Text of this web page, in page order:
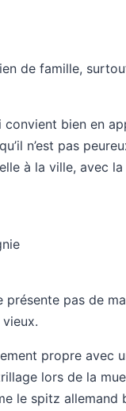
de famille,
convient bien en
n’est pas
à la ville, avec
présente pas de
propre avec
lors de la
le spitz allemand